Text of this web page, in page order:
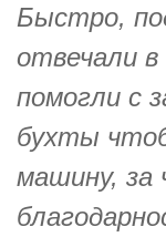
Быстро,
отвечали в
помогли с
бухты
машину, за